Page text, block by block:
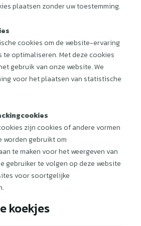
plaatsen zonder uw toestemming.
cookies om de website-ervaring
te optimaliseren. Met deze cookies
gebruik van onze website. We
voor het plaatsen van statistische
zijn cookies of andere vormen
worden gebruikt om
te maken voor het weergeven van
gebruiker te volgen op deze website
voor soortgelijke
koekjes